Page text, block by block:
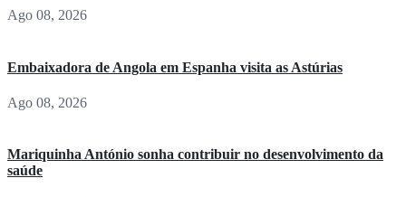
Ago 08, 2026
Embaixadora de Angola em Espanha visita as Astúrias
Ago 08, 2026
Mariquinha António sonha contribuir no desenvolvimento da
saúde